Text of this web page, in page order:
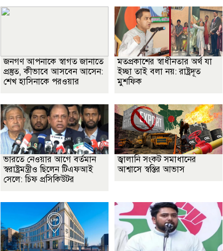
জনগণ আপনাকে স্বাগত জানাতে
প্রস্তুত, কীভাবে আসবেন আসেন:
শেখ হাসিনাকে পরওয়ার
মতপ্রকাশের স্বাধীনতার অর্থ যা
ইচ্ছা তাই বলা নয়: রাষ্ট্রদূত
মুশফিক
ভারতে নেওয়ার আগে বর্তমান
স্বরাষ্ট্রমন্ত্রীও ছিলেন টিএফআই
সেলে: চিফ প্রসিকিউটর
জ্বালানি সংকট সমাধানের
আশ্বাসে স্বস্তির আভাস